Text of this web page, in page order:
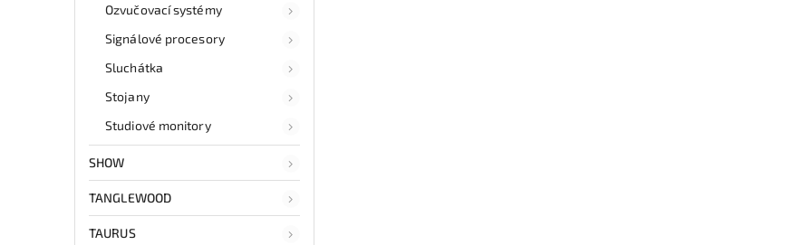
Ozvučovací systémy
Signálové procesory
Sluchátka
Stojany
Studiové monitory
SHOW
TANGLEWOOD
TAURUS